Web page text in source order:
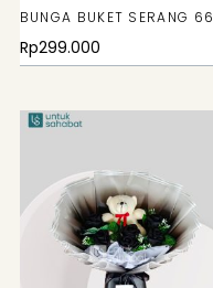
BUNGA BUKET SERANG 66
Rp299.000